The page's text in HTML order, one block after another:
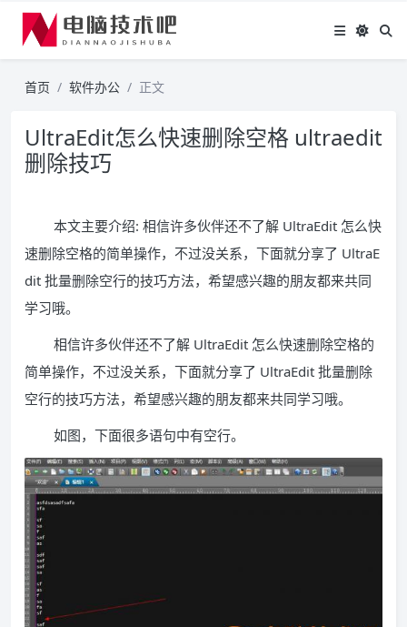
首页 软件办公 正文
UltraEdit怎么快速删除空格 ultraedit
删除技巧
本文主要介绍: 相信许多伙伴还不了解 UltraEdit 怎么快
速删除空格的简单操作，不过没关系，下面就分享了 UltraE
dit 批量删除空行的技巧方法，希望感兴趣的朋友都来共同
学习哦。
相信许多伙伴还不了解 UltraEdit 怎么快速删除空格的
简单操作，不过没关系，下面就分享了 UltraEdit 批量删除
空行的技巧方法，希望感兴趣的朋友都来共同学习哦。
如图，下面很多语句中有空行。